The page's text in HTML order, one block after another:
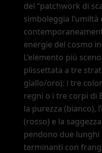
del “patchwork di
simboleggia l’umiltà
energie del cosmo
L’elemento più
plissettata a tre
giallo/oro): i tre
regni o i tre corpi di
la purezza (bianco), l’
(rosso) e la
pendono due lunghi
terminanti con